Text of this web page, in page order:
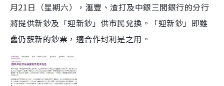
月21日（星期六），滙豐、渣打及中銀三間銀行的分行
將提供新鈔及「迎新鈔」供市民兌換。「迎新鈔」即雖
舊仍簇新的鈔票，適合作封利是之用。